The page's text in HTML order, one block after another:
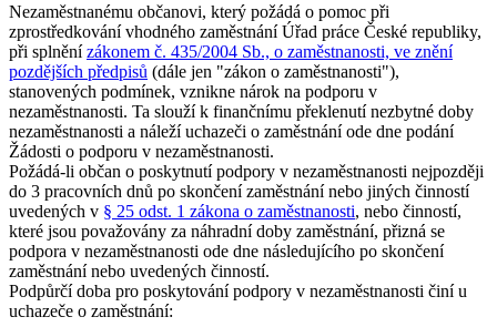
Nezaměstnanému občanovi, který požádá o pomoc při
zprostředkování vhodného zaměstnání Úřad práce České republiky,
při splněnízákonem č. 435/2004 Sb., o zaměstnanosti, ve znění
pozdějších předpisů (dále jen "zákon o zaměstnanosti"),
stanovených podmínek, vznikne nárok na podporu v
nezaměstnanosti. Ta slouží k finančnímu překlenutí nezbytné doby
nezaměstnanosti a náleží uchazeči o zaměstnání ode dne podání
Žádosti o podporu v nezaměstnanosti.
Požádá-li občan o poskytnutí podpory v nezaměstnanosti nejpozději
do 3 pracovních dnů po skončení zaměstnání nebo jiných činností
uvedených v § 25 odst. 1 zákona o zaměstnanosti, nebo činností,
které jsou považovány za náhradní doby zaměstnání, přizná se
podpora v nezaměstnanosti ode dne následujícího po skončení
zaměstnání nebo uvedených činností.
Podpůrčí doba pro poskytování podpory v nezaměstnanosti činí u
uchazeče o zaměstnání: